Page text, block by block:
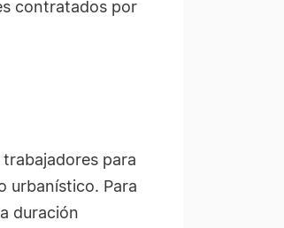
contratados por
para
urbanístico. Para
duración